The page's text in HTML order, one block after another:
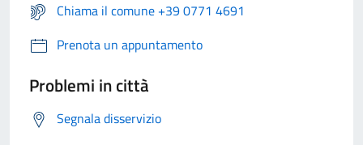
Chiama il comune +39 0771 4691
Prenota un appuntamento
Problemi in città
Segnala disservizio